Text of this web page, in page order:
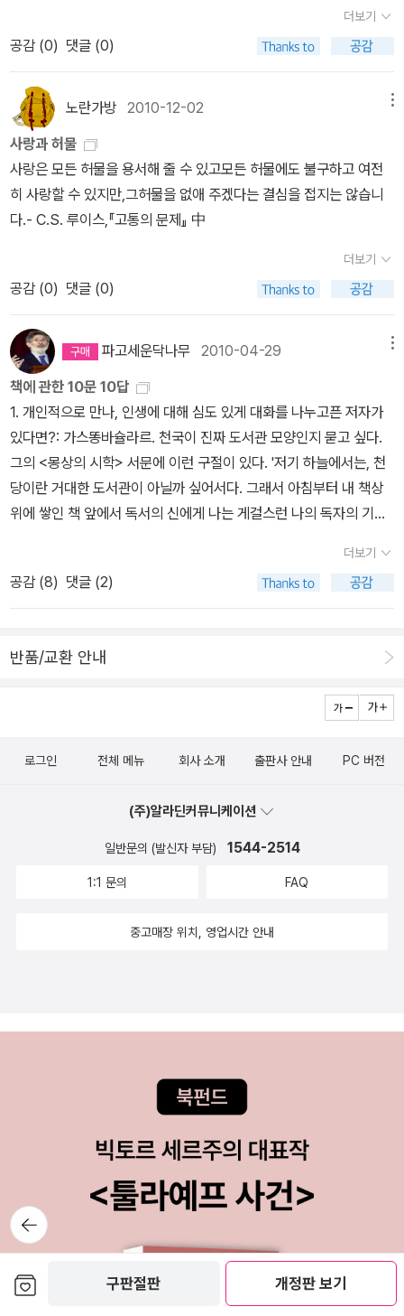
구판절판 개정판 보기
이웃을 향하여 어떻게 대처해야 하는지를 분명하게 알려준다. 쉽게
말하기보다 무거운 눈물을 흘릴 수 있는 것이 얼마나 귀한지...잘못 내
았다. 나에게도 아들이 셋이 있다. 아들과 함께하는 한 순간, 한 순간
이 얼마나 소중한가. 감정 이입이 되어 책장 하나를 쉽게 넘길 수 없었
다. 한 사람의 슬픔을 읽으며 죽음, 슬픔, 이웃, 그리고 나를 생각해 볼
수 있는 묵직한 시간을 가질 수 있었다. 안 그래도 4월이 되면 마음이
아픈데 더 무겁게 만든 그런 책이다. <헤아려본 슬픔>. C.S. 루이
스. 홍성사원서의 제목을 딱딱하게 붙여보자면 ‘하나의 관찰된 슬픔’
별한 러브스토리와 사별이야기는 이미 유명하다. 원래 이 책은 출판
될 것이 아니었다고 한다. 읽어보면 과연 이것이 루이스가 쓴 책이 맞
나 싶을 정도로 곳곳에 슬픔과 분노가 묻어난다. 독자가 보기에 어떤
점에서는 흥미롭기도 하다.(슬픔 때문에 괴로워한 내용을 두고 흥미
롭다고 하니 미안하기도 하다.) <고통의 문제>에서는 슬픔에 크게 가
치를 두지 않았던, 심지어 부정적인 뉘앙스를 비췄던 루이스가 슬픔
에 취해 이리저리 비틀대는 것과 같은 모습이 놀라울 정도다. 또 한 가
지 놀라운 점이 있다. 그는 자신의 괴로움을 지극히 사적으로 쓸 때에
도 감히 따라 하기 힘든 비유들과 표현들을 쏟아놓았다. 이런걸 보면
서 역시 루이스는 루이스구나 싶었다. 무튼, 루이스는 슬픔을 헤아릴
수 있었을까? 루이스 스스로가 실패했다고 답한다. 스스로 슬픔을 어
나간다고 고백한다. 슬픔은 정해져 있는 어떤 것이 아니라 과정이라
보내야 할지 몰랐고 다른 사람들을 어떻게 쳐다봐야 할지 모를 정도
로 괴로워하던 루이스는 점점 그녀가 자신을 얼마나 사랑했는지를 또
렷하게 기억한다. 뿐만 아니라 그녀가 주안에서 평안했다는 것을 믿
중간에 고통과 사랑에 대한 뛰어난 통찰을 엿볼 수 있는 건 아무래도
연인의 자연스러운 과정 중 하나”라는 말과 “남자와 여자가 서로 몸
을 섞으며 원래의 남자와 여자가 아닌 하나님께서 작정하신 아름다운
변화를 이끌어 내고 싶어했다. 사회와 법, 모든 부문에서 진정한 구원
을 갈망했다. [과정신정론]은 참 특이한다. 그들이 말하는 신은 인격
적 신이 아닌 하나의 에너지요 힘이라고 생각했다. 과정은 말 그대로
결론이 아닌 과정을 말한다. 진화론적 종교관을 가진 그들은 하나님
의 신정론을 인간 역사의 흐름을 생각했으며, 계속하여 완전을 향하
여 나아가야 한다고 생각했다. 신정론의 왜곡은 구약의 틀에서 벗어
나지 못하기 때문이다. 그 특별한 예가 '시오니즘'으로 불리는 육신적
이스라엘을 추구하는 것이다. 구약적 바탕에서 이방인과 유대인은 결
코 섞일 수 없는 배타적 존재이다. 시오니즘에 의거하면 유대인들은
육체적으로 구원을 받을 것이다. 그러나 이러한 왜곡된 해석은 유대
부정한 존재로 만들어 버린다. 민족우월주의는 결국 타민족을 죽여도
되는 해석의 틈을 만들어내었다. 미국의 보수진영이 전통기독교에 속
한 이유도 여기에 있으며, 이스라엘을 전적으로 지원하는 이유도 바
로 여기에 있는 것이다. 유대인이 되고 싶은 것이다. 기독교 이단 중의
하나님 '세대주의'는 유대주의 육체적 구원을 확신한다. 그들은 천년
왕국 동안 유대인들이 다시 부활할 것이며 진정한 구약의 약속이 성
취될 것으로 착각한다. 자가당착이 아닐 수 없다. 신정론은 결국 다시
인간의 문제이다. 본회퍼는 [나를 따르라]를 통해 기독교인들이 어떻
님의 섭리'라는 신학적인 주제로 돌아가야 한다. 인간의 이해를 뛰어
넘어 온 우주를 통치하시는 보이지 않는 하나님을 볼 수 있는 통찰력
을 가져야 한다. [십자가와 칼]은 교회가 권력과 힘이 아닌 사랑과 섬
원리가 교회의 주된 원리가 되어야 한다는 것이다. 십자가는 예수 그
리가 세상을 어떻게 바라 보아야 하는가에 대한 진정한 답이다. 본회
다. 죽기 싫은 자는 진정한 기독교인도 예수의 제자도 아니다. 그는 거
이다. 그러나 실존적 인간의 고민이라고 해야 옳을 것이다. [피고석의
하나님]은 국내에 새로이 번역된 책으로 루이스의 철학적 변증과 무
신론의 어리석음을 폭로한다. [페렐란드라]는 우주론? 루이스를 통
해 듣는 하나님의 창조와 자연과학 이야기이다. [인간폐지]는 세번째
링크에 올려 놓은 탁월한 명저이다. 인간의 실존을 다루면서 신이 없
는 인간의 참상을 다룬다. 루이스는 작가이다. '나니아 연대기
시리즈'가 증명한다. 나니아 연대기가 신화적 배경을 깔았다면, [우리
가 얼굴을 찾을 때까지]는 순수한 문학 작품으로서의 구도자의 삶을
보여준다. 루이스 자신이 가장 아끼는 소설이라고 부른 책이다. [개인
을까? 루이스는 그것을 염두에 두면서 기적은 충분히 일어날 수 있음
을 강조한다. 마지막으로 [기쁨의 하루]는 루이스의 글들을 묵상집으
로 만든 것이다. 이미 고인이 된 Clive Staples Lewis, 그의
책을 처음 접한 것을 불과 10년 정도 밖에 되지 않았다. 그러나 그가
나에게 미친 영향을 말로 다할 수 없을 정도이다. 차분하면서도 지적
인 그의 글들은 나로 하여금 기독교의 새로운 면을 보여 주었다. 문학
과 신앙을 함께 아울렀다는 점에서도 그는 충분히 인정 받아야 마땅
더보기
공감 (0) 댓글 (0)
노란가방 2010-12-02
사랑과 허물
사랑은 모든 허물을 용서해 줄 수 있고모든 허물에도 불구하고 여전
히 사랑할 수 있지만,그허물을 없애 주겠다는 결심을 접지는 않습니
다.- C.S. 루이스,『고통의 문제』 中
더보기
공감 (0) 댓글 (0)
파고세운닥나무 2010-04-29
책에 관한 10문 10답
1. 개인적으로 만나, 인생에 대해 심도 있게 대화를 나누고픈 저자가
있다면?: 가스똥바슐라르. 천국이 진짜 도서관 모양인지 묻고 싶다.
그의 <몽상의 시학> 서문에 이런 구절이 있다. '저기 하늘에서는, 천
당이란 거대한 도서관이 아닐까 싶어서다. 그래서 아침부터 내 책상
위에 쌓인 책 앞에서 독서의 신에게 나는 게걸스런 나의 독자의 기도
학> 김현 옮김, 홍성사, 1978)2. 단 하루, 책 속 등장 인물의 삶을 살
수 있다면 누구의 삶을 살고 싶으세요?: 프리모 레비의 아우슈비츠
기록인 <이것이 인간인가>. 죽음을 앞두고 단테의 <신곡>을 이태리
각을 한다.3. 읽기 전과 읽고 난 후가 완전히 달랐던, 이른바 ‘낚인’ 책
얘기가없는 책이다.정민의 <미쳐야 미친다>. 제목에 낚였다 후회하
고 생각하는 책은?: C.S.루이스의 <우리가 얼굴을 찾을 때까지>. 김
울려 소설의 의미를 뜻 깊게 해주었다.5. 다시 나와주길, 국내 출간되
길 학수고대하고 있는 책이 있다면?: 조지프 콘라드를 다룬에드워드
Fiction of Autobiography>, Columbia Univ. Press, 2007).과
Said, <The Pen and the Sword>, Consortium Book, 2010)
어주고 싶은 책?: 셀마 라게를뢰프의 <닐스의 신기한 모험>. 휴 로프
팅의 <돌리틀 선생 항해기>. 그 땐 이 여행들이 그리 즐거워 보였다.
9. 지금까지 읽은 책 가운데 가장 두꺼운(길이가 긴) 책은?: 문학과지
권수로는 이노우에 다케히코의 <슬램덩크>(전 24권)가 최고다. 10.
이 출판사의 책만큼은 신뢰할 수 있다, 가장 좋아하는 출판사는?: 가
장 좋아하는 건 그렇고 에드워드 사이드의 선집을 출간하는 마티의
책을 좋아한다.
더보기
공감 (8) 댓글 (2)
반품/교환 안내
뒤로가
기
로그인 전체 메뉴 회사 소개 출판사 안내 PC 버전
(주)알라딘커뮤니케이션
일반문의 (발신자 부담) 1544-2514
1:1 문의 FAQ
중고매장 위치, 영업시간 안내